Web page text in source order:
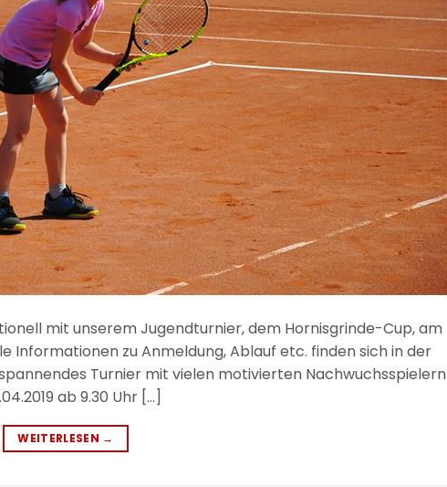
mit unserem Jugendturnier, dem Hornisgrinde-Cup, am
Informationen zu Anmeldung, Ablauf etc. finden sich in der
Turnier mit vielen motivierten Nachwuchsspielern
ab 9.30 Uhr […]
WEITERLESEN →